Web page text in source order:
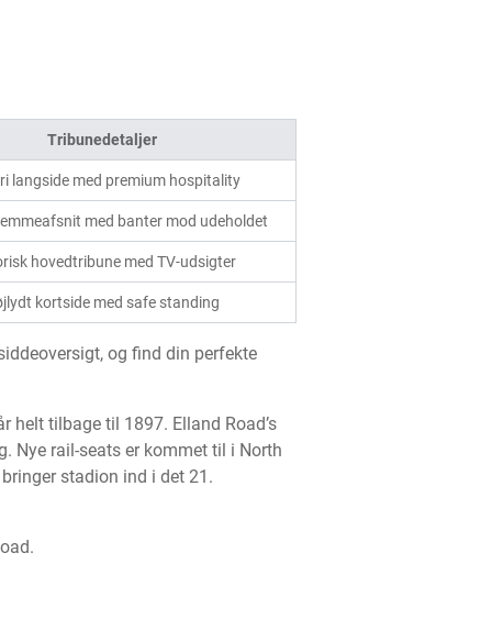
Tribunedetaljer
langside med premium hospitality
med banter mod udeholdet
hovedtribune med TV-udsigter
kortside med safe standing
og find din perfekte
helt tilbage til 1897. Elland Road’s
Nye rail-seats er kommet til i North
stadion ind i det 21.